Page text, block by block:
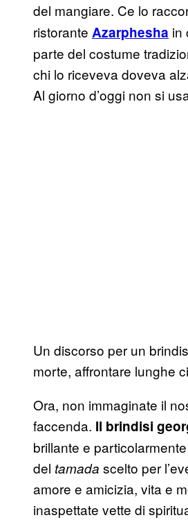
del mangiare. Ce lo
ristorante Azarphesha in
parte del costume
chi lo riceveva doveva
Al giorno d’oggi non si
Un discorso per un
morte, affrontare lunghe
Ora, non immaginate il
faccenda. Il brindisi
brillante e
del tamada scelto per
amore e amicizia, vita e
inaspettate vette di